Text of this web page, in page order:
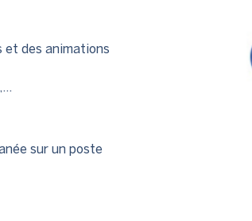
et des animations
sur un poste